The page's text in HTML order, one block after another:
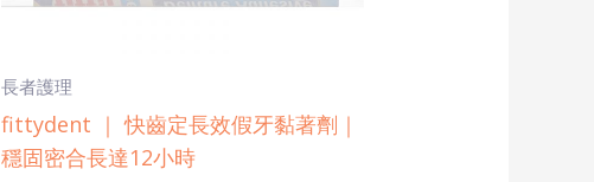
長者護理
fittydent ｜ 快齒定長效假牙黏著劑｜
穩固密合長達12小時